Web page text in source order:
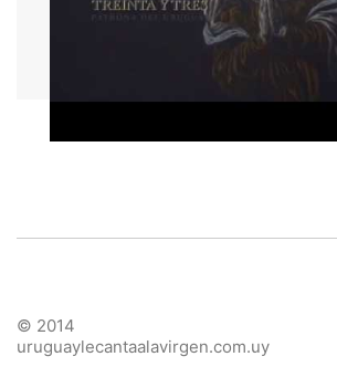
Video
© 2014
uruguaylecantaalavirgen.com.uy